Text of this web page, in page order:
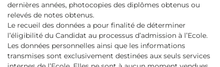
dernières années, photocopies des diplômes obtenus ou
relevés de notes obtenus.
Le recueil des données a pour finalité de déterminer
l’éligibilité du Candidat au processus d’admission à l’Ecole.
Les données personnelles ainsi que les informations
transmises sont exclusivement destinées aux seuls services